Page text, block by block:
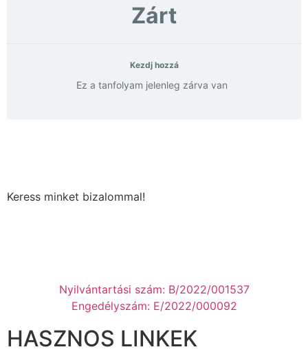
Zárt
Kezdj hozzá
Ez a tanfolyam jelenleg zárva van
Keress minket bizalommal!
Nyilvántartási szám: B/2022/001537
Engedélyszám: E/2022/000092
HASZNOS LINKEK